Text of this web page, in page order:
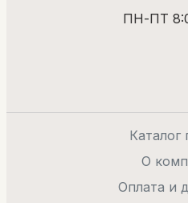
ПН-ПТ
Каталог
О
Оплата и